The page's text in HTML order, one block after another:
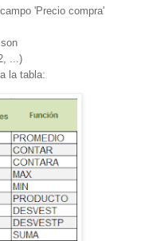
'Precio compra'
...)
la tabla: